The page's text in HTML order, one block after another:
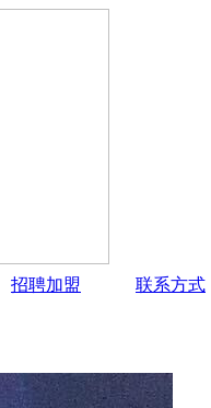
招聘加盟 联系方式